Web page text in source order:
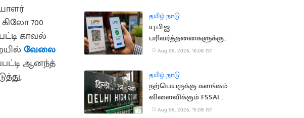
700
காவல்
வேலை
ஆனந்த்
உண்ணாவிரதம்
தமிழ் நாடு
யு.பி.ஐ.
பரிவர்த்தனைகளுக்கு
மீண்டும் கட்டணம்?
Aug 06, 2026, 16:08 IST
தமிழ் நாடு
நற்பெயருக்கு களங்கம்
விளைவிக்கும் FSSAI
உத்தரவு: டாபர்
Aug 06, 2026, 15:08 IST